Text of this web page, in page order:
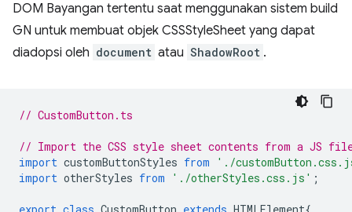
DOM Bayangan tertentu saat menggunakan sistem build
GN untuk membuat objek CSSStyleSheet yang dapat
diadopsi oleh document atau ShadowRoot .
// CustomButton.ts
// Import the CSS style sheet contents from a JS file
import customButtonStyles from
'./
import otherStyles from './otherStyles.css.js' ;